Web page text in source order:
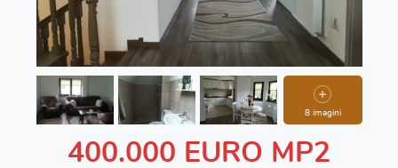
8 imagini
400.000 EURO MP2